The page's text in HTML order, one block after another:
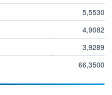
5,5530
4,9082
3,9289
66,3500